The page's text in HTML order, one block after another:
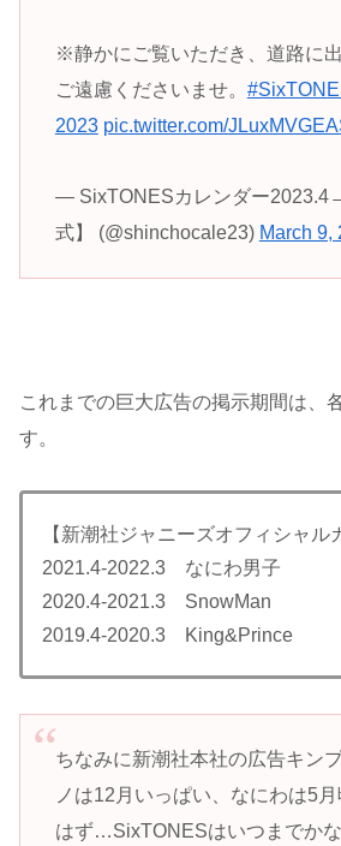
※静かにご覧いただき、道路に
ご遠慮くださいませ。
2023 pic.twitter.com/
— SixTONESカレンダー
式】 (@shinchocale23) March 9,
これまでの巨大広告の掲示期間は、
す。
【新潮社ジャニーズオフィシャル
2021.4-2022.3 なにわ男子
2020.4-2021.3 SnowMan
2019.4-2020.3 King&Prince
ちなみに新潮社本社の広告キン
ノは12月いっぱい、なにわは5
はず…SixTONESはいつまでか